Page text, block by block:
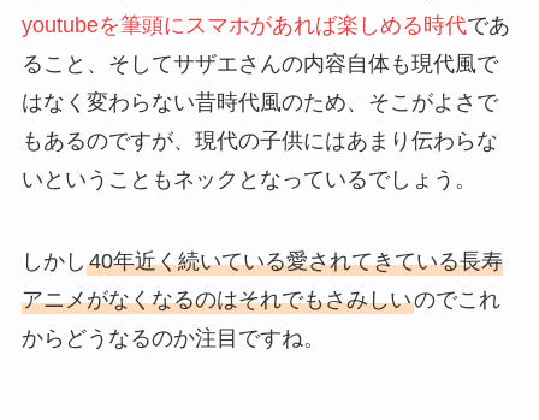
youtubeを筆頭にスマホがあれば楽しめる時代であ
ること、そしてサザエさんの内容自体も現代風で
はなく変わらない昔時代風のため、そこがよさで
もあるのですが、現代の子供にはあまり伝わらな
いということもネックとなっているでしょう。
しかし 40年近く続いている愛されてきている長寿
アニメがなくなるのはそれでもさみしいのでこれ
からどうなるのか注目ですね。